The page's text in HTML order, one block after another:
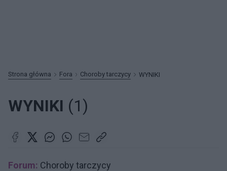
Strona główna Fora Choroby tarczycy WYNIKI
WYNIKI (1)
Forum: Choroby tarczycy